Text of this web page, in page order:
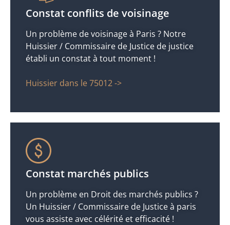
Constat conflits de voisinage
Un problème de voisinage à Paris ? Notre
Huissier / Commissaire de Justice de justice
établi un constat à tout moment !
Huissier dans le 75012 ->
Constat marchés publics
Un problème en Droit des marchés publics ?
Un Huissier / Commissaire de Justice à paris
vous assiste avec célérité et efficacité !